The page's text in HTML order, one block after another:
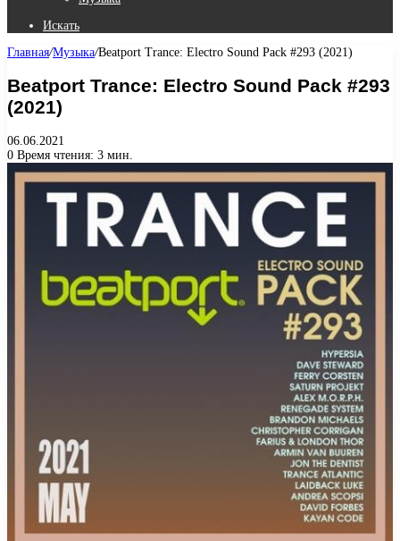
Искать
Главная/Музыка/Beatport Trance: Electro Sound Pack #293 (2021)
Beatport Trance: Electro Sound Pack #293
(2021)
06.06.2021
0 Время чтения: 3 мин.